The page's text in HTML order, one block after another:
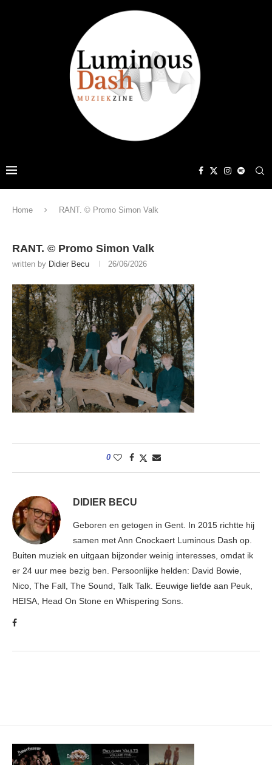
Home RANT. © Promo Simon Valk
RANT. © Promo Simon Valk
written by Didier Becu 26/06/2026
0
DIDIER BECU
Geboren en getogen in Gent. In 2015 richtte hij
samen met Ann Cnockaert Luminous Dash op.
Buiten muziek en uitgaan bijzonder weinig interesses, omdat ik
er 24 uur mee bezig ben. Persoonlijke helden: David Bowie,
Nico, The Fall, The Sound, Talk Talk. Eeuwige liefde aan Peuk,
HEISA, Head On Stone en Whispering Sons.